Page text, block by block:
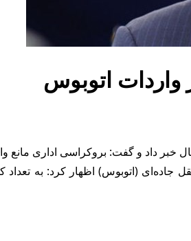
واردات اتوبوس
خبر داد و گفت: بروکراسی اداری مانع
(اتوبوس) اظهار کرد: به